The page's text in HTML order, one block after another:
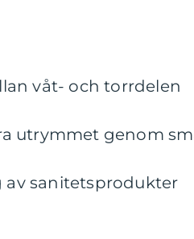
våt- och torrdelen
utrymmet genom
av sanitetsprodukter